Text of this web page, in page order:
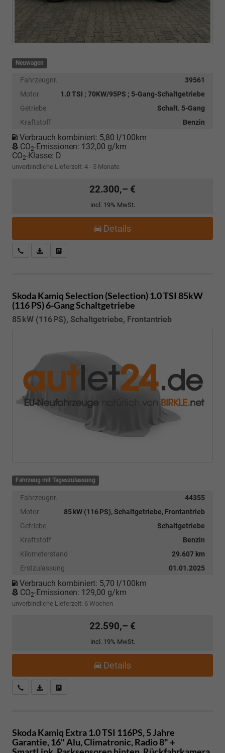
Neuwagen
Fahrzeugnr.
39561
Motor
1.0 TSI ; 70KW/95PS ; 5-Gang-Schaltgetriebe
Getriebe
Schalt. 5-Gang
Kraftstoff
Benzin
Verbrauch kombiniert: 5,80 l/100km
CO2-Emissionen: 132,00 g/km
CO2-Klasse: D
unverbindliche Lieferzeit: 4 - 5 Monate
22.300,– €
incl. 19% MwSt.
Details
Kostenloser Rückruf-Service
PDF-Datei, Fahrzeugexposé drucken
Skoda KamiqSelection (Selection) 1.0 TSI 85kW
(116 PS) 6-Gang Schaltgetriebe
85 kW (116 PS), Schaltgetriebe, Frontantrieb
Fahrzeug mit Tageszulassung
Fahrzeugnr.
44355
Motor
85 kW (116 PS), Schaltgetriebe, Frontantrieb
Getriebe
Schaltgetriebe
Kraftstoff
Benzin
Kilometerstand
29.607 km
Erstzulassung
01.01.2025
Verbrauch kombiniert: 5,70 l/100km
CO2-Emissionen: 129,00 g/km
unverbindliche Lieferzeit: 6 Wochen
22.590,– €
incl. 19% MwSt.
Details
Kostenloser Rückruf-Service
PDF-Datei, Fahrzeugexposé drucken
Skoda Kamiq Extra 1.0 TSI 116PS, 5 Jahre
Garantie, 16" Alu, Climatronic, Radio 8" +